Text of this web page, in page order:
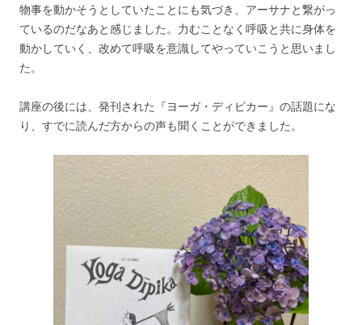
物事を動かそうとしていたことにも気づき、アーサナと繋がっ
ているのだなあと感じました。力むことなく呼吸と共に身体を
動かしていく、改めて呼吸を意識してやっていこうと思いまし
た。
講座の後には、発刊された『ヨーガ・ディピカー』の話題にな
り、すでに読んだ方からの声も聞くことができました。